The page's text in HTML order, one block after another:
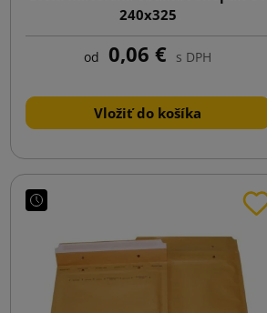
240x325
od 0,06 € s DPH
Vložiť do košíka